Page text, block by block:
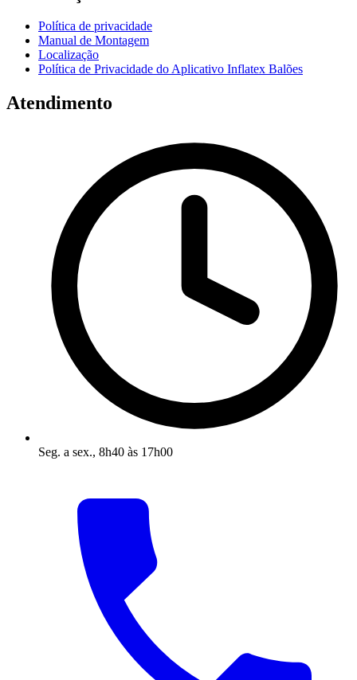
Política de privacidade
Manual de Montagem
Localização
Política de Privacidade do Aplicativo Inflatex Balões
Atendimento
Seg. a sex., 8h40 às 17h00